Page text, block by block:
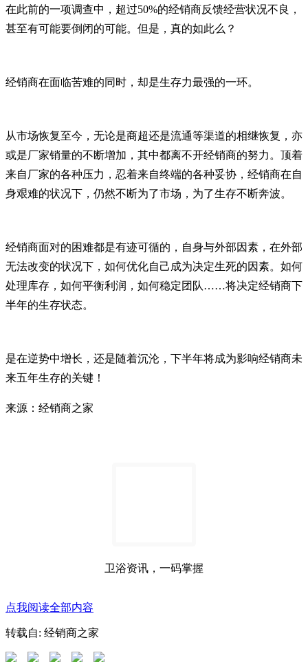
在此前的一项调查中，超过50%的经销商反馈经营状况不良，
甚至有可能要倒闭的可能。但是，真的如此么？
经销商在面临苦难的同时，却是生存力最强的一环。
从市场恢复至今，无论是商超还是流通等渠道的相继恢复，亦
或是厂家销量的不断增加，其中都离不开经销商的努力。顶着
来自厂家的各种压力，忍着来自终端的各种妥协，经销商在自
身艰难的状况下，仍然不断为了市场，为了生存不断奔波。
经销商面对的困难都是有迹可循的，自身与外部因素，在外部
无法改变的状况下，如何优化自己成为决定生死的因素。如何
处理库存，如何平衡利润，如何稳定团队……将决定经销商下
半年的生存状态。
是在逆势中增长，还是随着沉沦，下半年将成为影响经销商未
来五年生存的关键！
来源：经销商之家
卫浴资讯，一码掌握
点我阅读全部内容
转载自: 经销商之家